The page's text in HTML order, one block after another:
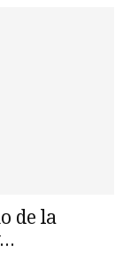
de la